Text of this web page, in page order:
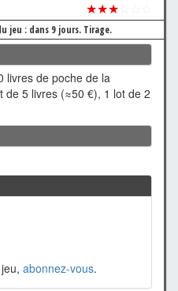
★★★
jeu : dans 9 jours. Tirage.
livres de poche de la
de 5 livres (≈50 €), 1 lot de 2
abonnez-vous.